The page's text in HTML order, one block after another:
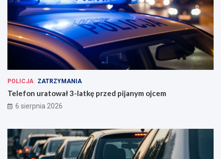
POLICJA ZATRZYMANIA
Telefon uratował 3-latkę przed pijanym ojcem
6 sierpnia 2026